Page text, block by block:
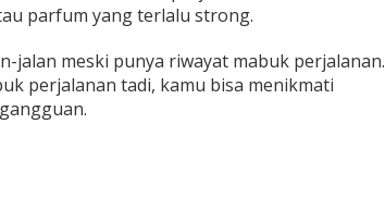
parfum yang terlalu strong.
jalan meski punya riwayat mabuk perjalanan.
perjalanan tadi, kamu bisa menikmati